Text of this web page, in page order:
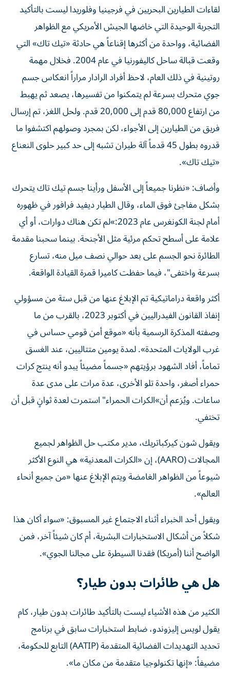
لقاءات الطيارين البحريين في فرجينيا وفلوريدا ليست بالتأكيد
التجربة الوحيدة التي خاضها الجيش الأمريكي مع الظواهر
الفضائية، وواحدة من أكثرها إقناعاً هي حادثة «تيك تاك» التي
وقعت قبالة ساحل كاليفورنيا في عام 2004. فخلال مهمة
روتينية في ذلك العام، لاحظ أفراد الرادار مراراً انعكاس جسم
جوي متحرك بسرعة لم يتمكنوا من تفسيرها، يصعد ثم يهبط
من ارتفاع 80,000 قدم إلى 20,000 قدم. ولحل اللغز، تم إرسال
فريق من الطيارين إلى الأجواء، لكن بمجرد وصولهم اكتشفوا ما
قدروه بطول 45 قدماً آلة طيران تشبه إلى حد كبير حلوى النعناع
«تيك تاك».
وأضاف: «نظرنا جميعاً إلى الأسفل ورأينا جسم تيك تاك يتحرك
بشكل مفاجئ فوق الماء، وقال الطيار ديفيد فرافور في ظهوره
أمام لجنة الكونغرس عام 2023:»لم تكن هناك دوارات، أو أي
علامة على أسطح تحكم مرئية مثل الأجنحة. بينما سحبنا مقدمة
الطائرة نحو الجسم على بعد حوالي نصف ميل منه، تسارع
بسرعة واختفى"، فيما حفظت كاميرا قمرة القيادة الواقعة.
أكثر واقعة دراماتيكية تم الإبلاغ عنها من قبل ستة من مسؤولي
إنفاذ القانون الفيدراليين في أكتوبر 2023، بالقرب من ما
وصفته المذكرة الرسمية بأنه «موقع أمن قومي حساس في
غرب الولايات المتحدة». لمدة يومين متتاليين، عند الغسق
تماماً، أفاد الشهود برؤيتهم «جسماً مضيئاً يبدو أنه ينتج كرات
حمراء أصغر، واحدة تلو الأخرى، عدة مرات على مدى عدة
ساعات. ويُزعم أن»الكرات الحمراء" استمرت لعدة ثوانٍ قبل أن
تختفي.
ويقول شون كيركباتريك، مدير مكتب حل الظواهر لجميع
المجالات (AARO)، إن «الكرات المعدنية» هي النوع الأكثر
شيوعاً من الظواهر الغامضة ويتم الإبلاغ عنها «من جميع أنحاء
العالم».
ويقول أحد الخبراء أثناء الاجتماع غير المسبوق: «سواء أكان هذا
شكلاً من أشكال الاستخبارات البشرية، أم كان شيئاً آخر، فمن
الواضح أننا (أمريكا) فقدنا السيطرة على مجالنا الجوي».
هل هي طائرات بدون طيار؟
الكثير من هذه الأشياء ليست بالتأكيد طائرات بدون طيار، كام
يقول لويس إليزوندو، ضابط استخبارات سابق في برنامج
تحديد التهديدات الفضائية المتقدمة (AATIP) التابع للحكومة،
مضيفاً: «إنها تكنولوجيا متقدمة من مكان ما».